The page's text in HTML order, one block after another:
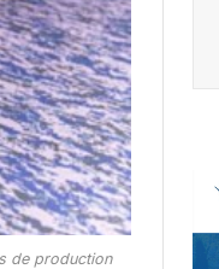
de production